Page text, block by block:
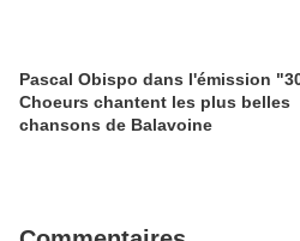
Pascal Obispo dans l'émission
Choeurs chantent les plus belles
chansons de Balavoine